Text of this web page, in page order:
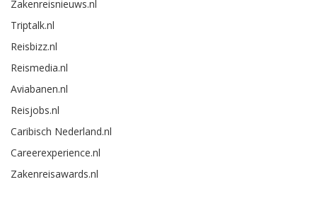
Zakenreisnieuws.nl
Triptalk.nl
Reisbizz.nl
Reismedia.nl
Aviabanen.nl
Reisjobs.nl
Caribisch Nederland.nl
Careerexperience.nl
Zakenreisawards.nl